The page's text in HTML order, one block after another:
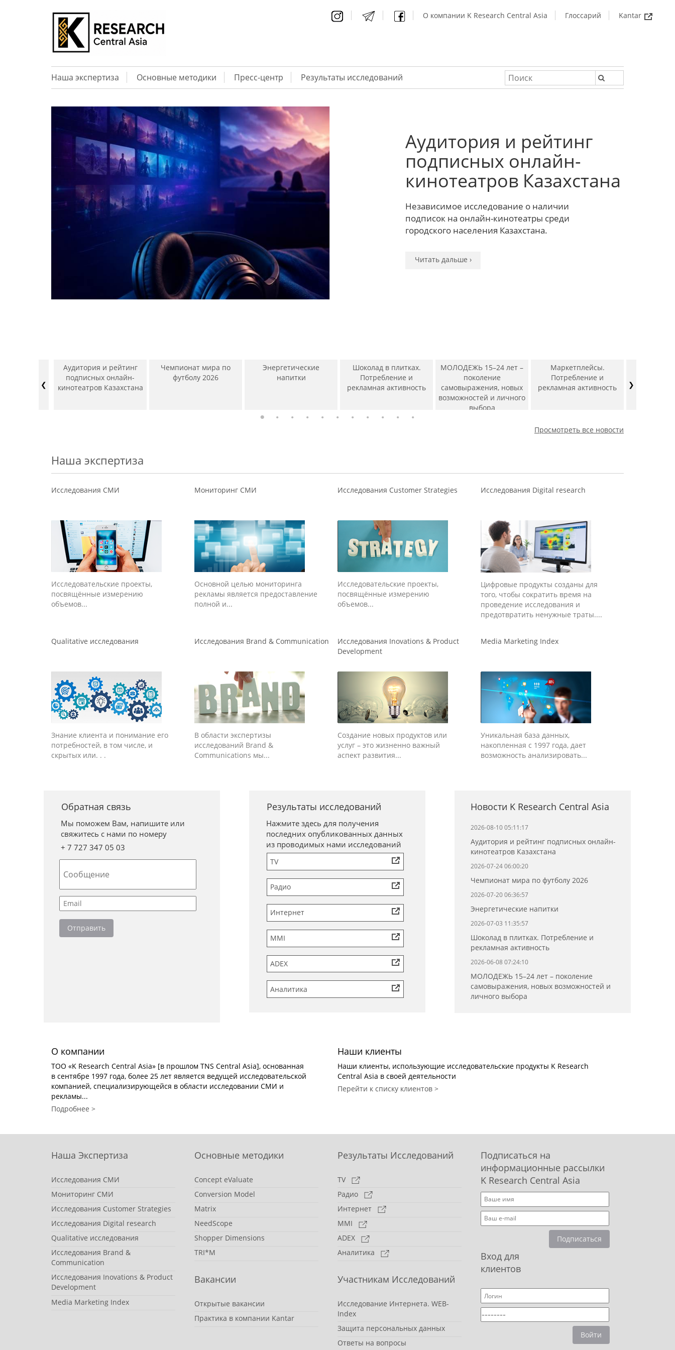
О компании K Research Central Asia Глоссарий Kantar
Наша экспертиза Основные методики Пресс-центр Результаты исследований
Аудитория и рейтинг
подписных онлайн-
кинотеатров Казахстана
Независимое исследование о наличии
подписок на онлайн-кинотеатры среди
городского населения Казахстана.
Читать дальше ›
Читать дальше ›
Читать дальше ›
❮
Аудитория и рейтинг
подписных онлайн-
кинотеатров Казахстана
Чемпионат мира по
футболу 2026
Энергетические
напитки
Шоколад в плитках.
Потребление и
рекламная активность
МОЛОДЕЖЬ 15–24 лет –
поколение
самовыражения, новых
возможностей и личного
выбора
Маркетплейсы.
Потребление и
рекламная активность
❯
Просмотреть все новости
Наша экспертиза
Исследования СМИ
Исследовательские проекты,
посвящённые измерению
объемов...
Мониторинг СМИ
Основной целью мониторинга
рекламы является предоставление
полной и...
Исследования Customer Strategies
Исследовательские проекты,
посвящённые измерению
объемов...
Исследования Digital research
Цифровые продукты созданы для
того, чтобы сократить время на
проведение исследования и
предотвратить ненужные траты....
Qualitative исследования
Знание клиента и понимание его
потребностей, в том числе, и
скрытых или. . .
Исследования Brand & Communication
В области экспертизы
исследований Brand &
Communications мы...
Исследования Inovations & Product
Development
Создание новых продуктов или
услуг – это жизненно важный
аспект развития...
Media Marketing Index
Уникальная база данных,
накопленная с 1997 года, дает
возможность анализировать...
Обратная связь
Мы поможем Вам, напишите или
свяжитесь с нами по номеру
+ 7 727 347 05 03
Результаты исследований
Нажмите здесь для получения
последних опубликованных данных
из проводимых нами исследований
TV
Радио
Интернет
MMI
ADEX
Аналитика
Новости K Research Central Asia
2026-08-10 05:11:17
Аудитория и рейтинг подписных онлайн-
кинотеатров Казахстана
2026-07-24 06:00:20
Чемпионат мира по футболу 2026
2026-07-20 06:36:57
Энергетические напитки
2026-07-03 11:35:57
Шоколад в плитках. Потребление и
рекламная активность
2026-06-08 07:24:10
МОЛОДЕЖЬ 15–24 лет – поколение
самовыражения, новых возможностей и
личного выбора
О компании
TOO «K Research Central Asia» [в прошлом TNS Central Asia], основанная
в сентябре 1997 года, более 25 лет является ведущей исследовательской
компанией, специализирующейся в области исследовании СМИ и
рекламы...
Подробнее >
Наши клиенты
Наши клиенты, использующие исследовательские продукты K Research
Central Asia в своей деятельности
Перейти к списку клиентов >
Наша Экспертиза
Исследования СМИ
Мониторинг СМИ
Исследования Customer Strategies
Исследования Digital research
Qualitative исследования
Исследования Brand &
Communication
Исследования Inovations & Product
Development
Media Marketing Index
Основные методики
Concept eValuate
Conversion Model
Matrix
NeedScope
Shopper Dimensions
TRI*M
Вакансии
Открытые вакансии
Практика в компании Kantar
Результаты Исследований
TV
Радио
Интернет
MMI
ADEX
Аналитика
Участникам Исследований
Исследование Интернета. WEB-
Index
Защита персональных данных
Ответы на вопросы
Подписаться на
информационные рассылки
K Research Central Asia
Подписаться
Вход для
клиентов
Войти